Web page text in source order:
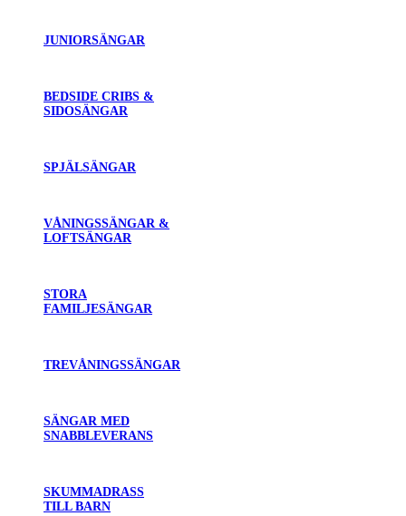
JUNIORSÄNGAR
BEDSIDE CRIBS &
SIDOSÄNGAR
SPJÄLSÄNGAR
VÅNINGSSÄNGAR &
LOFTSÄNGAR
STORA
FAMILJESÄNGAR
TREVÅNINGSSÄNGAR
SÄNGAR MED
SNABBLEVERANS
SKUMMADRASS
TILL BARN